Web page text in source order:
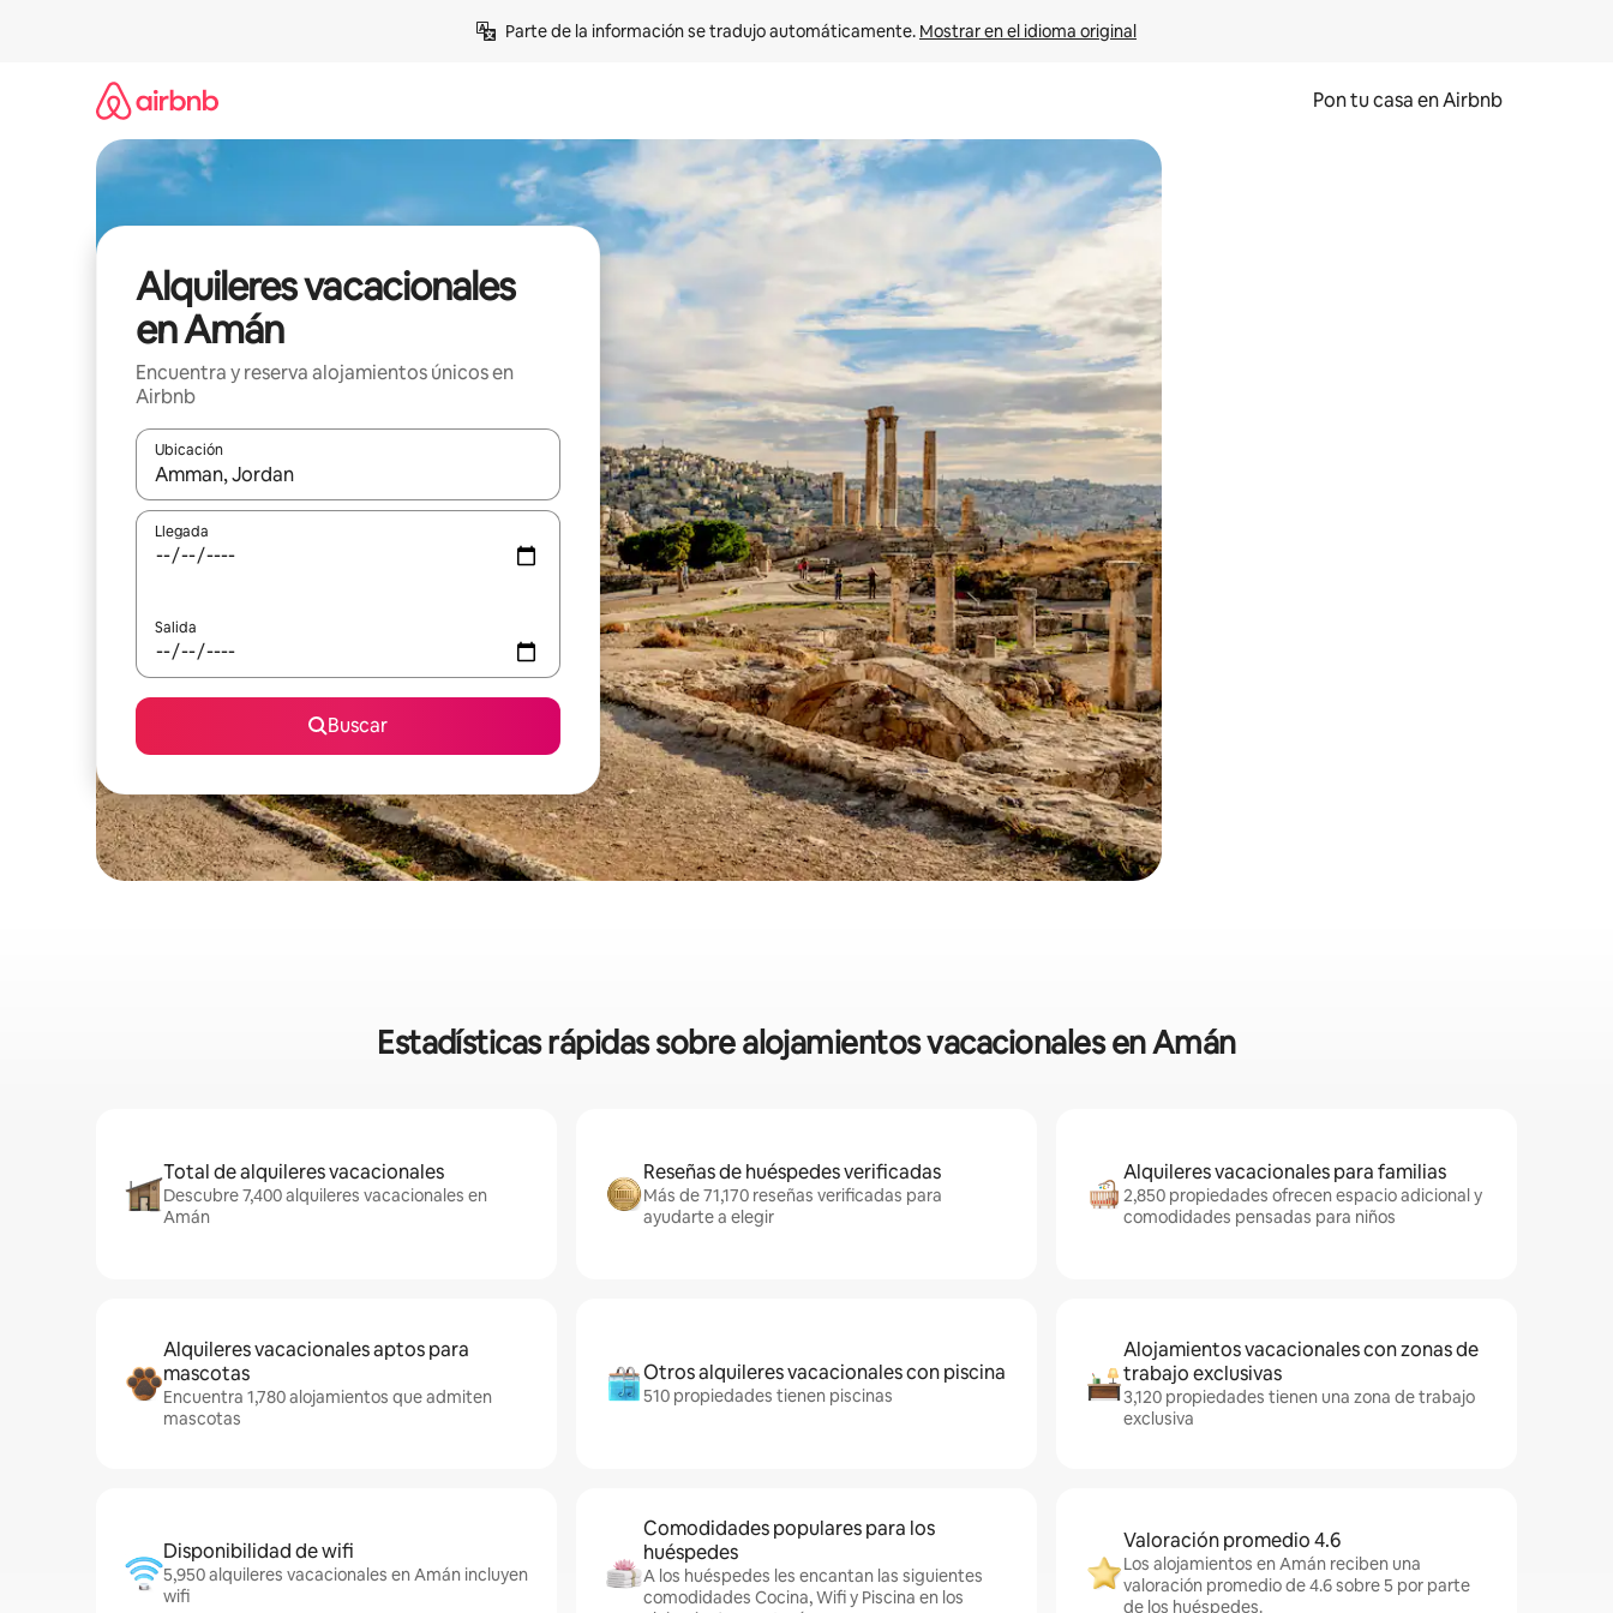
Parte de la información se tradujo automáticamente. Mostrar en el idioma original
Pon tu casa en Airbnb
Alquileres vacacionales
en Amán
Encuentra y reserva alojamientos únicos en
Airbnb
Ubicación
Cuando los resultados estén disponibles, navega con las teclas de flecha hacia arriba y hacia abajo o explora con el tacto o desliza el dedo.
Llegada
Salida
Buscar
Estadísticas rápidas sobre alojamientos vacacionales en Amán
Total de alquileres vacacionales
Descubre 7,400 alquileres vacacionales en
Amán
Reseñas de huéspedes verificadas
Más de 71,170 reseñas verificadas para
ayudarte a elegir
Alquileres vacacionales para familias
2,850 propiedades ofrecen espacio adicional y
comodidades pensadas para niños
Alquileres vacacionales aptos para
mascotas
Encuentra 1,780 alojamientos que admiten
mascotas
Otros alquileres vacacionales con piscina
510 propiedades tienen piscinas
Alojamientos vacacionales con zonas de
trabajo exclusivas
3,120 propiedades tienen una zona de trabajo
exclusiva
Disponibilidad de wifi
5,950 alquileres vacacionales en Amán incluyen
wifi
Comodidades populares para los
huéspedes
A los huéspedes les encantan las siguientes
comodidades Cocina, Wifi y Piscina en los
Valoración promedio 4.6
Los alojamientos en Amán reciben una
valoración promedio de 4.6 sobre 5 por parte
de los huéspedes.